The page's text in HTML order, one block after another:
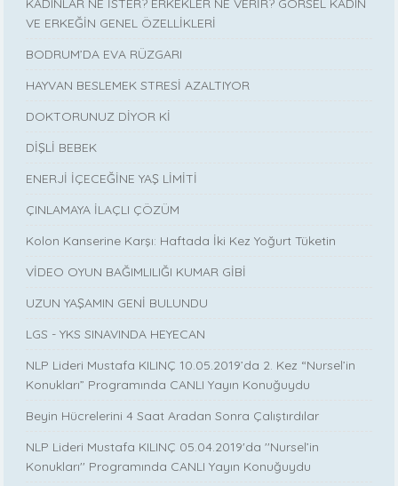
KADINLAR NE İSTER? ERKEKLER NE VERİR? GÖRSEL KADIN
VE ERKEĞİN GENEL ÖZELLİKLERİ
BODRUM’DA EVA RÜZGARI
HAYVAN BESLEMEK STRESİ AZALTIYOR
DOKTORUNUZ DİYOR Kİ
DİŞLİ BEBEK
ENERJİ İÇECEĞİNE YAŞ LİMİTİ
ÇINLAMAYA İLAÇLI ÇÖZÜM
Kolon Kanserine Karşı: Haftada İki Kez Yoğurt Tüketin
VİDEO OYUN BAĞIMLILIĞI KUMAR GİBİ
UZUN YAŞAMIN GENİ BULUNDU
LGS - YKS SINAVINDA HEYECAN
NLP Lideri Mustafa KILINÇ 10.05.2019’da 2. Kez “Nursel’in
Konukları” Programında CANLI Yayın Konuğuydu
Beyin Hücrelerini 4 Saat Aradan Sonra Çalıştırdılar
NLP Lideri Mustafa KILINÇ 05.04.2019'da ''Nursel’in
Konukları'' Programında CANLI Yayın Konuğuydu